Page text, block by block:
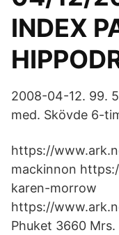
INDEX
2008-04-12. 99.
med. Skövde 6-
https://
mackinnon
karen-morrow
https://
Phuket 3660 Mrs.